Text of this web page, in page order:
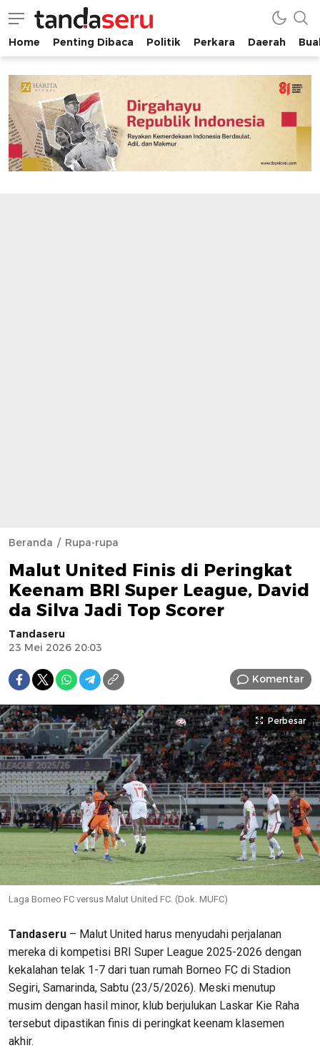
tandaseru.com | Penting Dibaca
tandaseru.com
Home Penting Dibaca Politik Perkara Daerah
Beranda Rupa-rupa
Malut United Finis di Peringkat
Keenam BRI Super League, David
da Silva Jadi Top Scorer
Tandaseru
23 Mei 2026 20:03
Komentar
Perbesar
Laga Borneo FC versus Malut United FC. (Dok. MUFC)
Tandaseru – Malut United harus menyudahi perjalanan
mereka di kompetisi BRI Super League 2025-2026 dengan
kekalahan telak 1-7 dari tuan rumah Borneo FC di Stadion
Segiri, Samarinda, Sabtu (23/5/2026). Meski menutup
musim dengan hasil minor, klub berjulukan Laskar Kie Raha
tersebut dipastikan finis di peringkat keenam klasemen
akhir.